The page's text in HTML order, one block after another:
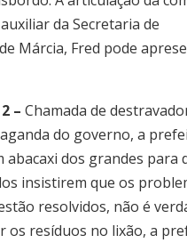
da Secretaria de
Márcia, Fred pode
– Chamada de
do governo, a
dos grandes para
insistirem que os
resolvidos, não é
os resíduos no lixão, a